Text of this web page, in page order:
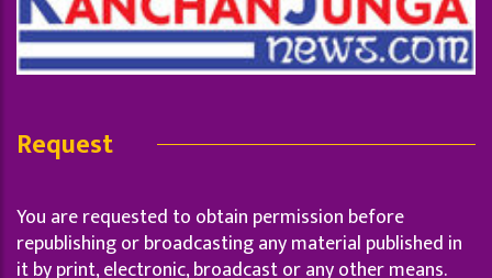
Request
You are requested to obtain permission before
republishing or broadcasting any material published in
it by print, electronic, broadcast or any other means.